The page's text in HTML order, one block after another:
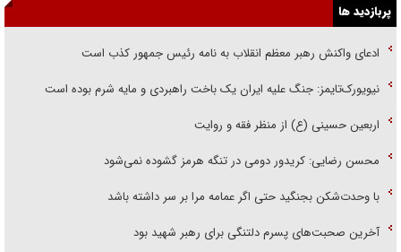
پربازدید ها
ادعای واکنش رهبر معظم انقلاب به نامه رئیس جمهور کذب است
نیویورک‌تایمز: جنگ علیه ایران یک باخت راهبردی و مایه شرم بوده است
اربعین حسینی (ع) از منظر فقه و روایت
محسن رضایی: کریدور دومی در تنگه هرمز گشوده نمی‌شود
با وحدت‌شکن بجنگید حتی اگر عمامه مرا بر سر داشته باشد
آخرین صحبت‌های پسرم دلتنگی برای رهبر شهید بود